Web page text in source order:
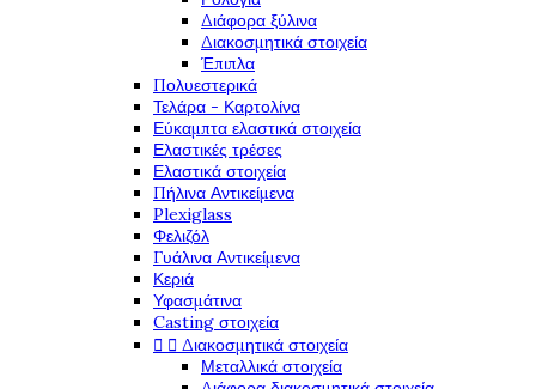
Διάφορα ξύλινα
Διακοσμητικά στοιχεία
Έπιπλα
Πολυεστερικά
Τελάρα - Καρτολίνα
Εύκαμπτα ελαστικά στοιχεία
Ελαστικές τρέσες
Ελαστικά στοιχεία
Πήλινα Αντικείμενα
Plexiglass
Φελιζόλ
Γυάλινα Αντικείμενα
Κεριά
Υφασμάτινα
Casting στοιχεία
  Διακοσμητικά στοιχεία
Μεταλλικά στοιχεία